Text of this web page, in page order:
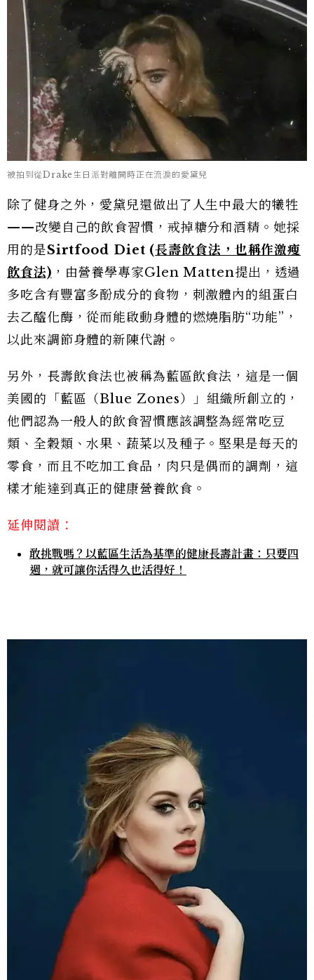
被拍到從Drake生日派對離開時正在流淚的愛黛兒
除了健身之外，愛黛兒還做出了人生中最大的犧牲
——改變自己的飲食習慣，戒掉糖分和酒精。她採
用的是Sirtfood Diet (長壽飲食法，也稱作激瘦
飲食法) ，由營養學專家Glen Matten提出，透過
多吃含有豐富多酚成分的食物，刺激體內的組蛋白
去乙醯化酶，從而能啟動身體的燃燒脂肪“功能”，
以此來調節身體的新陳代謝。
另外，長壽飲食法也被稱為藍區飲食法，這是一個
美國的「藍區（Blue Zones）」組織所創立的，
他們認為一般人的飲食習慣應該調整為經常吃豆
類、全穀類、水果、蔬菜以及種子。堅果是每天的
零食，而且不吃加工食品，肉只是偶而的調劑，這
樣才能達到真正的健康營養飲食。
延伸閱讀：
敢挑戰嗎？以藍區生活為基準的健康長壽計畫：只要四
週，就可讓你活得久也活得好！